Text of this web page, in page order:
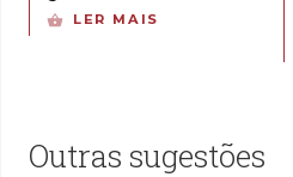
LER MAIS
Outras sugestões